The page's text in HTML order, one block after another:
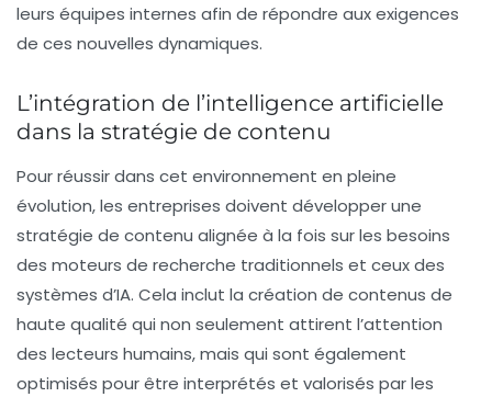
leurs équipes internes afin de répondre aux exigences
de ces nouvelles dynamiques.
L’intégration de l’intelligence artificielle
dans la stratégie de contenu
Pour réussir dans cet environnement en pleine
évolution, les entreprises doivent développer une
stratégie de contenu alignée à la fois sur les besoins
des moteurs de recherche traditionnels et ceux des
systèmes d’IA. Cela inclut la création de contenus de
haute qualité qui non seulement attirent l’attention
des lecteurs humains, mais qui sont également
optimisés pour être interprétés et valorisés par les